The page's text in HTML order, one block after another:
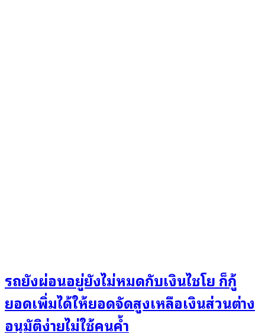
รถยังผ่อนอยู่ยังไม่หมดกับเงินไชโย ก็กู้
ยอดเพิ่มได้ให้ยอดจัดสูงเหลือเงินส่วนต่าง
อนุมัติง่ายไม่ใช้คนค้ำ